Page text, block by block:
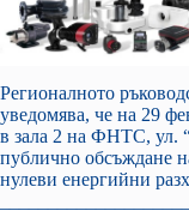
Регионалното
уведомява, че на 29
в зала 2 на ФНТС, ул.
публично обсъждане
нулеви енергийни